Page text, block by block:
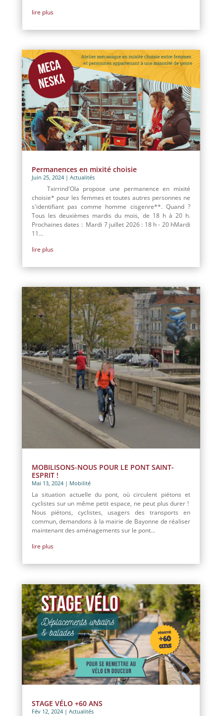
lire plus
Permanences en mixité choisie
Juin 25, 2024| Actualités
Txirrind'Ola propose une permanence en mixité
choisie* pour les femmes et toutes autres personnes ne
s'identifiant pas comme homme cisgenre**. Quand ?
Tous les deuxièmes mardis du mois, de 18 h à 20 h.
Prochaines dates : Mardi 7 juillet 2026 : 18 h - 20 hMardi
11...
lire plus
MOBILISONS-NOUS POUR LE PONT SAINT-
ESPRIT !
Mai 13, 2024| Mobilité
La situation actuelle du pont, où circulent piétons et
cyclistes sur un même petit espace, ne peut plus durer !
Nous piétons, cyclistes, usagers des transports en
commun, demandons à la mairie de Bayonne de réaliser
maintenant des aménagements sur le pont...
lire plus
STAGE VÉLO +60 ANS
Fév 12, 2024| Actualités